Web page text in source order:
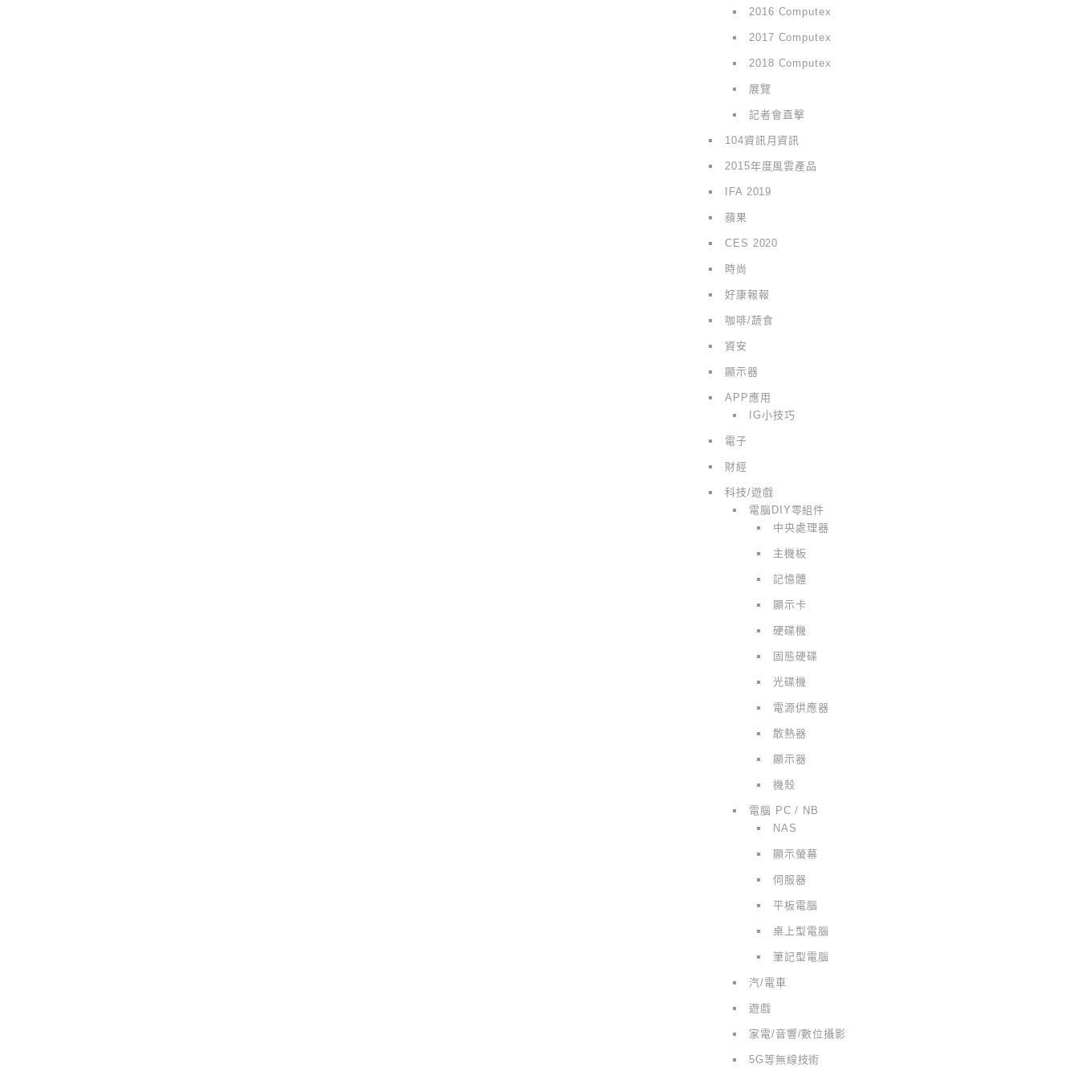
2016 Computex
2017 Computex
2018 Computex
展覽
記者會直擊
104資訊月資訊
2015年度風雲產品
IFA 2019
蘋果
CES 2020
時尚
好康報報
咖啡/蔬食
資安
顯示器
APP應用
IG小技巧
電子
財經
科技/遊戲
電腦DIY零組件
中央處理器
主機板
記憶體
顯示卡
硬碟機
固態硬碟
光碟機
電源供應器
散熱器
顯示器
機殼
電腦 PC / NB
NAS
顯示螢幕
伺服器
平板電腦
桌上型電腦
筆記型電腦
汽/電車
遊戲
家電/音響/數位攝影
5G等無線技術